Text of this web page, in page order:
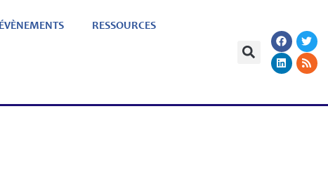
ÉVÈNEMENTS RESSOURCES